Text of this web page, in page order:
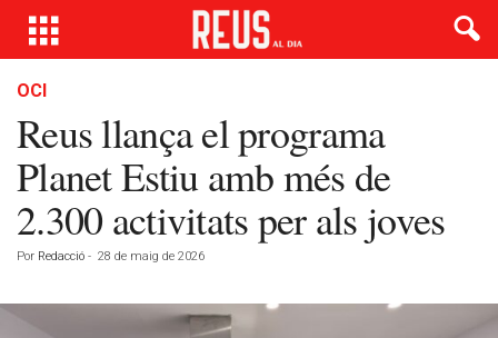
OCI
Reus llança el programa
Planet Estiu amb més de
2.300 activitats per als joves
Por Redacció - 28 de maig de 2026